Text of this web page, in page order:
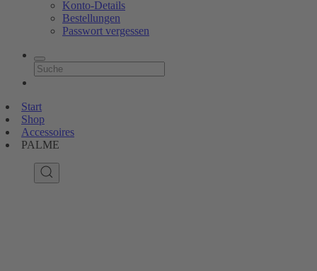
Konto-Details
Bestellungen
Passwort vergessen
Start
Shop
Accessoires
PALME